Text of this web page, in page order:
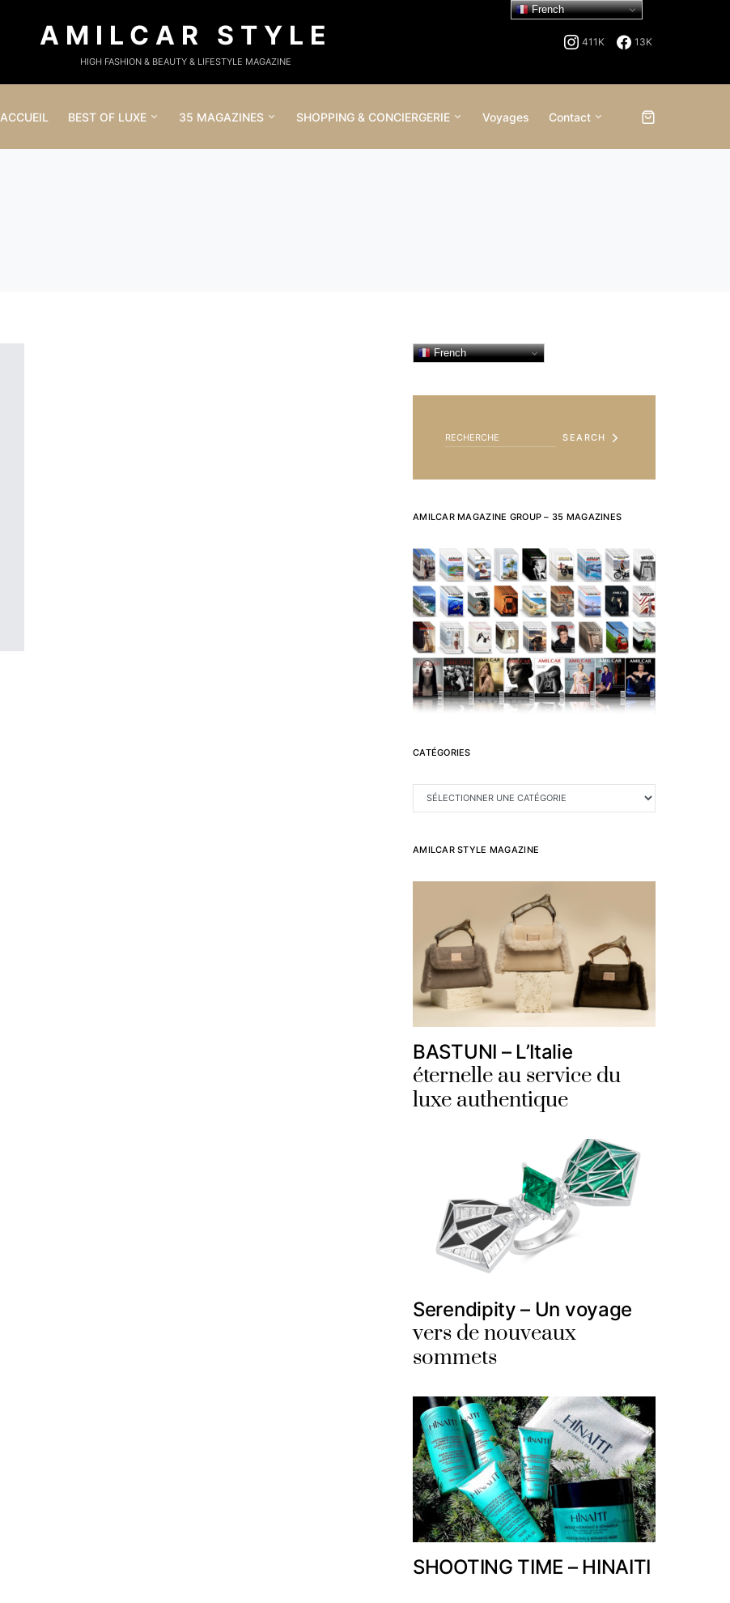
AMILCAR STYLE
HIGH FASHION & BEAUTY & LIFESTYLE MAGAZINE
411K 13K
ACCUEIL BEST OF LUXE 35 MAGAZINES SHOPPING & CONCIERGERIE Voyages Contact
French
SEARCH
AMILCAR MAGAZINE GROUP – 35 MAGAZINES
CATÉGORIES
CATÉGORIES
AMILCAR STYLE MAGAZINE
BASTUNI – L’Italie
éternelle au service du
luxe authentique
Serendipity – Un voyage
vers de nouveaux
sommets
SHOOTING TIME – HINAITI
French